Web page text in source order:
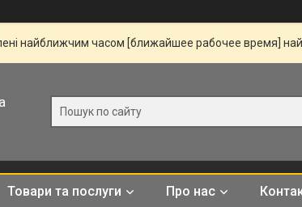
найближчим часом [ближайшее рабочее время]
Товари та послуги Про нас